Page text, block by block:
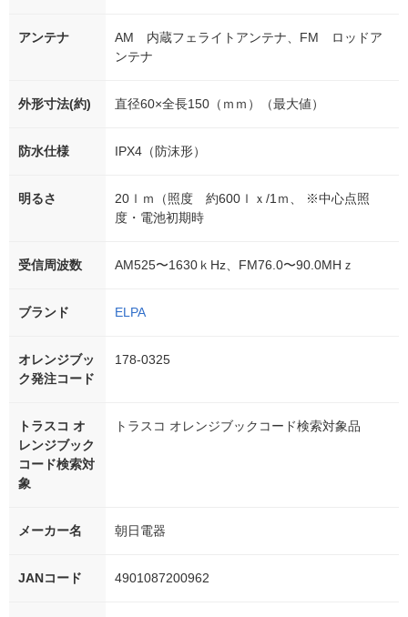
アンテナ
AM 内蔵フェライトアンテナ、FM ロッドア
ンテナ
外形寸法(約) 直径60×全長150（ｍｍ）（最大値）
防水仕様 IPX4（防沫形）
明るさ
20ｌｍ（照度 約600ｌｘ/1ｍ、 ※中心点照
度・電池初期時
受信周波数 AM525〜1630ｋHz、FM76.0〜90.0MHｚ
ブランド ELPA
オレンジブッ
ク発注コード
178-0325
トラスコ オ
レンジブック
コード検索対
象
トラスコ オレンジブックコード検索対象品
メーカー名 朝日電器
JANコード 4901087200962